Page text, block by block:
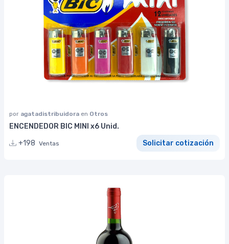
por agatadistribuidora en Otros
ENCENDEDOR BIC MINI x6 Unid.
+198 Ventas Solicitar cotización